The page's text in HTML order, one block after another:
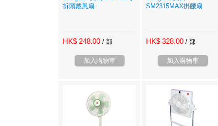
拆頭戴風扇
HK$ 248.00 / 部
加入購物車
SM2315MAX掛腰扇
HK$ 328.00 / 部
加入購物車